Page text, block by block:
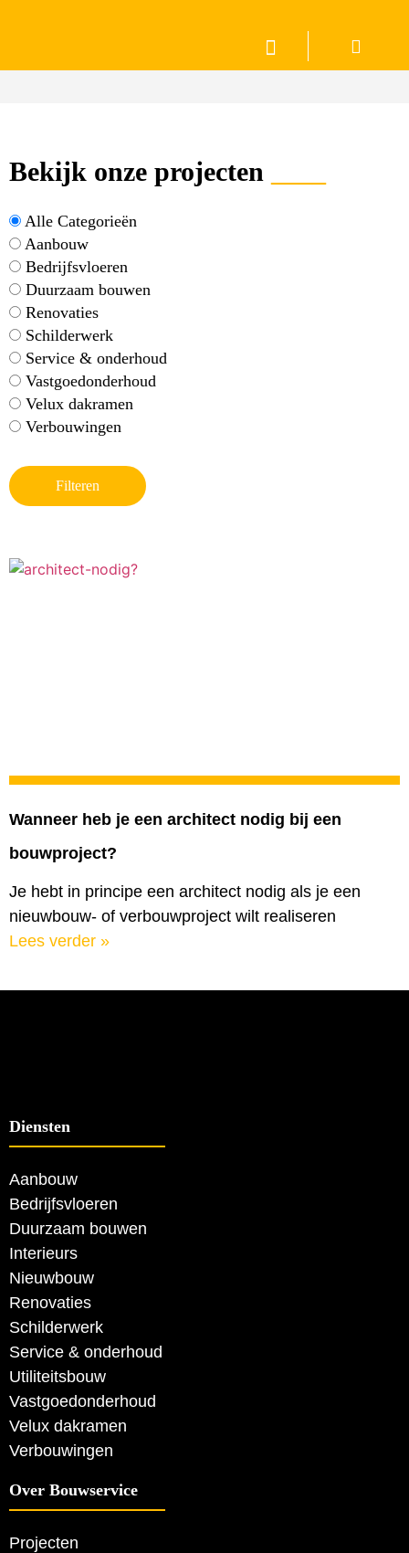
Bekijk onze projecten
Alle Categorieën
Aanbouw
Bedrijfsvloeren
Duurzaam bouwen
Renovaties
Schilderwerk
Service & onderhoud
Vastgoedonderhoud
Velux dakramen
Verbouwingen
Wanneer heb je een architect nodig bij een
bouwproject?
Je hebt in principe een architect nodig als je een
nieuwbouw- of verbouwproject wilt realiseren
Lees verder »
Diensten
Aanbouw
Bedrijfsvloeren
Duurzaam bouwen
Interieurs
Nieuwbouw
Renovaties
Schilderwerk
Service & onderhoud
Utiliteitsbouw
Vastgoedonderhoud
Velux dakramen
Verbouwingen
Over Bouwservice
Projecten